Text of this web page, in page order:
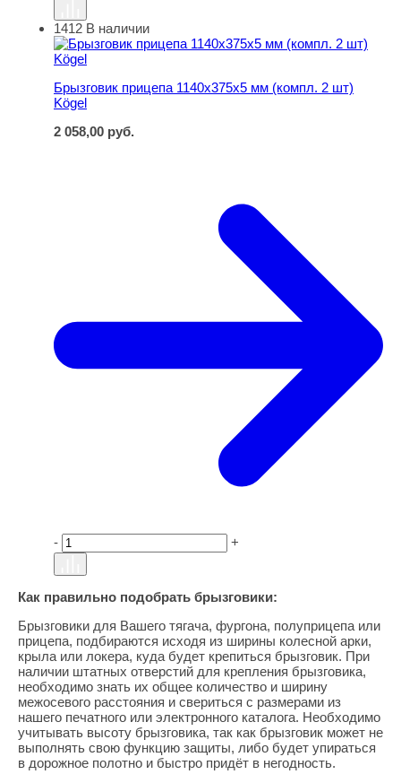
Брызговик прицепа 1140х375х5 мм (компл. 2 шт) Kögel
1412 В наличии
Брызговик прицепа 1140х375х5 мм (компл. 2 шт)
Kögel
2 058,00 руб.
- +
Как правильно подобрать брызговики:
Брызговики для Вашего тягача, фургона, полуприцепа или
прицепа, подбираются исходя из ширины колесной арки,
крыла или локера, куда будет крепиться брызговик. При
наличии штатных отверстий для крепления брызговика,
необходимо знать их общее количество и ширину
межосевого расстояния и свериться с размерами из
нашего печатного или электронного каталога. Необходимо
учитывать высоту брызговика, так как брызговик может не
выполнять свою функцию защиты, либо будет упираться
в дорожное полотно и быстро придёт в негодность.